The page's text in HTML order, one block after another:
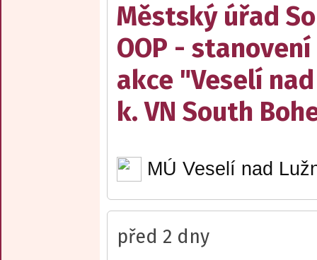
Městský úřad
OOP -
akce "Veselí
k. VN South
MÚ Veselí nad
před 2 dny